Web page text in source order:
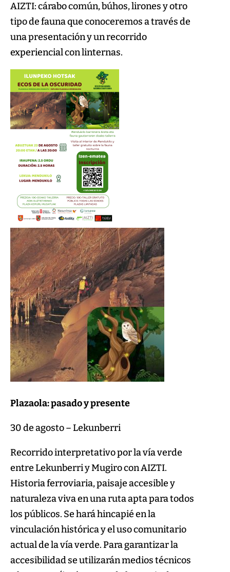
AIZTI: cárabo común, búhos, lirones y otro
tipo de fauna que conoceremos a través de
una presentación y un recorrido
experiencial con linternas.
Plazaola: pasado y presente
30 de agosto – Lekunberri
Recorrido interpretativo por la vía verde
entre Lekunberri y Mugiro con AIZTI.
Historia ferroviaria, paisaje accesible y
naturaleza viva en una ruta apta para todos
los públicos. Se hará hincapié en la
vinculación histórica y el uso comunitario
actual de la vía verde. Para garantizar la
accesibilidad se utilizarán medios técnicos